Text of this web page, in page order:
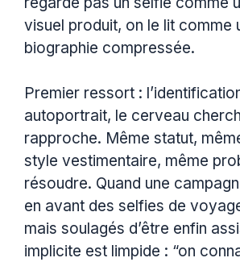
visuel produit, on le lit comme
biographie compressée.
Premier ressort :
autoportrait, le cerveau
rapproche. Même statut,
style vestimentaire, même
résoudre. Quand une
en avant des selfies de
mais soulagés d’être enfin
implicite est limpide : “on